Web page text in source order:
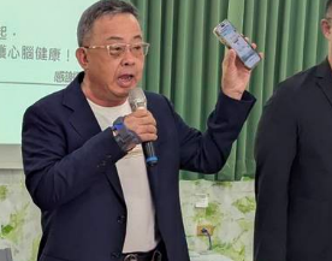
兩岸道教文化交
流專區